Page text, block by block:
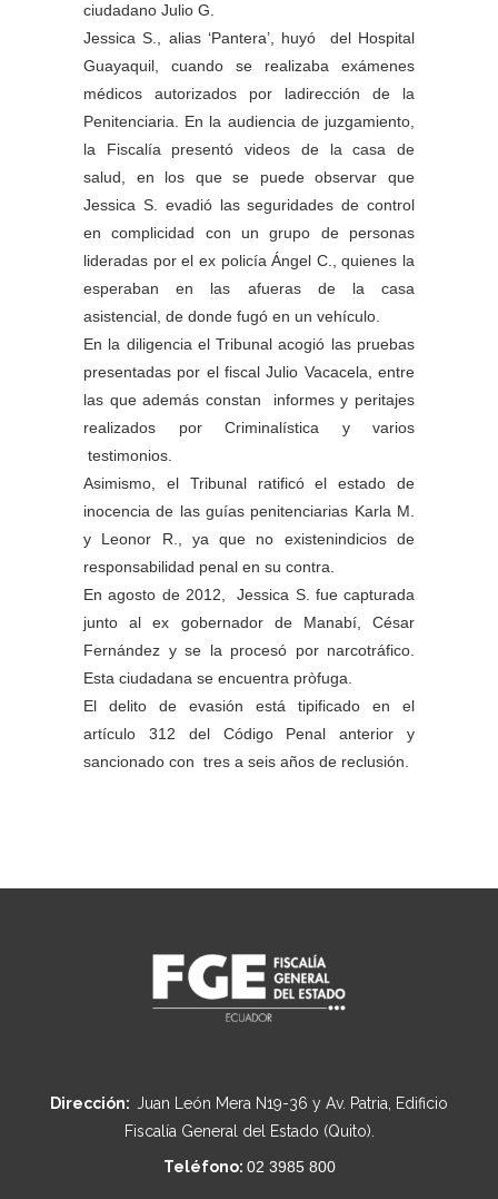
ciudadano Julio G.
Jessica S., alias ‘Pantera’, huyó del Hospital
Guayaquil, cuando se realizaba exámenes
médicos autorizados por ladirección de la
Penitenciaria. En la audiencia de juzgamiento,
la Fiscalía presentó videos de la casa de
salud, en los que se puede observar que
Jessica S. evadió las seguridades de control
en complicidad con un grupo de personas
lideradas por el ex policía Ángel C., quienes la
esperaban en las afueras de la casa
asistencial, de donde fugó en un vehículo.
En la diligencia el Tribunal acogió las pruebas
presentadas por el fiscal Julio Vacacela, entre
las que además constan informes y peritajes
realizados por Criminalística y varios
testimonios.
Asimismo, el Tribunal ratificó el estado de
inocencia de las guías penitenciarias Karla M.
y Leonor R., ya que no existenindicios de
responsabilidad penal en su contra.
En agosto de 2012, Jessica S. fue capturada
junto al ex gobernador de Manabí, César
Fernández y se la procesó por narcotráfico.
Esta ciudadana se encuentra pròfuga.
El delito de evasión está tipificado en el
artículo 312 del Código Penal anterior y
sancionado con tres a seis años de reclusión.
Dirección: Juan León Mera N19-36 y Av. Patria, Edificio
Fiscalía General del Estado (Quito).
Teléfono: 02 3985 800